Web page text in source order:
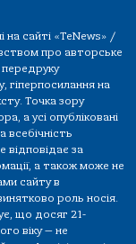
на сайті «TeNews» /
про авторське
передруку
гіперпосилання на
Точка зору
а усі опубліковані
відповідає за
а також може не
сайту в
роль носія.
що досяг 21-
віку — не